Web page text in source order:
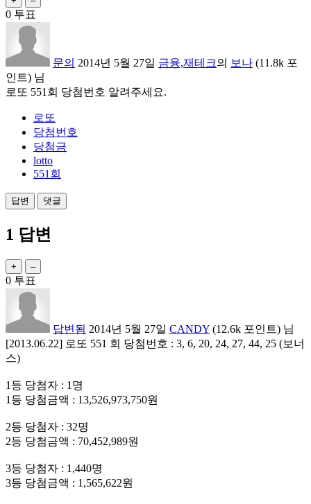
0 투표
문의 2014년 5월 27일 금융,재테크의 보나 (11.8k 포
인트) 님
로또 551회 당첨번호 알려주세요.
로또
당첨번호
당첨금
lotto
551회
1 답변
0 투표
답변됨 2014년 5월 27일 CANDY (12.6k 포인트) 님
[2013.06.22] 로또 551 회 당첨번호 : 3, 6, 20, 24, 27, 44, 25 (보너
스)
1등 당첨자 : 1명
1등 당첨금액 : 13,526,973,750원
2등 당첨자 : 32명
2등 당첨금액 : 70,452,989원
3등 당첨자 : 1,440명
3등 당첨금액 : 1,565,622원